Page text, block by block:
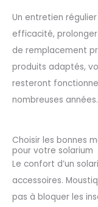
Un entretien
efficacité,
de remplacement
produits adaptés,
resteront
nombreuses années.
Choisir les bonnes
pour votre solarium
Le confort d’un
accessoires.
pas à bloquer les